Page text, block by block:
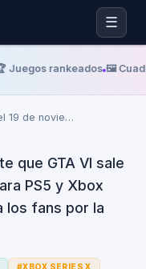
☰
Juegos rankeados 🖼️
19 de novie…
el 19
pide
que GTA VI sale
PS5 y Xbox
los fans por la
#XBOX SERIES X